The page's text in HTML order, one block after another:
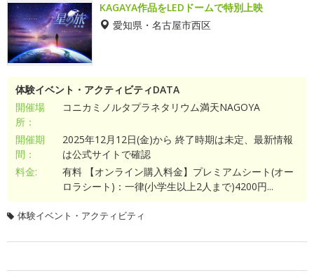
KAGAYA作品をLEDドームで特別上映
愛知県・名古屋市西区
体験イベント・アクティビティDATA
開催場
所：
コニカミノルタプラネタリウム満天NAGOYA
開催期
間：
2025年12月12日(金)から 終了時期は未定、最新情報
は公式サイトで確認
料金:
有料 【オンライン購入料金】プレミアムシート(オー
ロラシート)：一律(小学生以上2人まで)4200円...
体験イベント・アクティビティ